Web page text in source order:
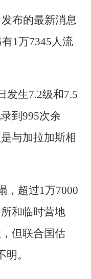
布的最新消息
1万7345人流
发生7.2级和7.5
到995次余
与加拉加斯相
，超过1万7000
和临时营地
但联合国估
。